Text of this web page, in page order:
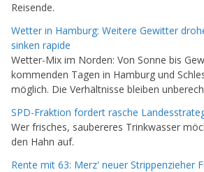
Reisende.
Wetter in Hamburg: Weitere Gewitter
sinken rapide
Wetter-Mix im Norden: Von Sonne bis
kommenden Tagen in Hamburg und
möglich. Die Verhältnisse bleiben
SPD-Fraktion fordert rasche
Wer frisches, saubereres Trinkwasser
den Hahn auf.
Rente mit 63: Merz' neuer Strippenzieher